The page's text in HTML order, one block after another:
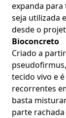
expanda para
seja utilizada
desde o
Bioconcreto
Criado a
tecido vivo e
recorrentes
basta
parte